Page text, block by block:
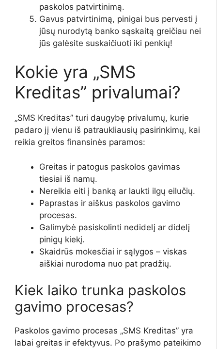
paskolos patvirtinimą.
Gavus patvirtinimą, pinigai bus pervesti į
jūsų nurodytą banko sąskaitą greičiau nei
jūs galėsite suskaičiuoti iki penkių!
Kokie yra „SMS
Kreditas” privalumai?
„SMS Kreditas” turi daugybę privalumų, kurie
padaro jį vienu iš patraukliausių pasirinkimų, kai
reikia greitos finansinės paramos:
Greitas ir patogus paskolos gavimas
tiesiai iš namų.
Nereikia eiti į banką ar laukti ilgų eilučių.
Paprastas ir aiškus paskolos gavimo
procesas.
Galimybė pasiskolinti nedidelį ar didelį
pinigų kiekį.
Skaidrūs mokesčiai ir sąlygos – viskas
aiškiai nurodoma nuo pat pradžių.
Kiek laiko trunka paskolos
gavimo procesas?
Paskolos gavimo procesas „SMS Kreditas” yra
labai greitas ir efektyvus. Po prašymo pateikimo